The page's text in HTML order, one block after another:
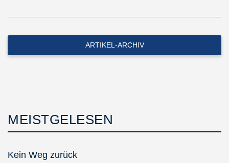
ARTIKEL-ARCHIV
MEISTGELESEN
Kein Weg zurück